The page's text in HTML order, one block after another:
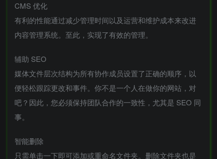
CMS 优化
有利的性能通过减少管理时间以及运营和维护成本来改进
内容管理系统。至此，实现了有效的管理。
辅助 SEO
媒体文件层次结构为所有协作成员设置了正确的顺序，以
便轻松跟踪更改和事件。你不是一个人在做你的网站，对
吧？因此，您必须保持团队合作的一致性，尤其是 SEO 同
事。
智能删除
只需单击一下即可添加或重命名文件夹。删除文件夹也是